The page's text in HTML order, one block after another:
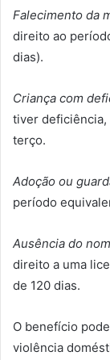
Falecimento da
direito ao
dias).
Criança com
tiver deficiência,
terço.
Adoção ou
período
Ausência do
direito a uma
de 120 dias.
O benefício
violência